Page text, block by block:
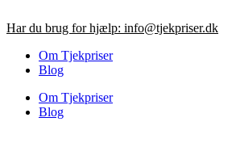
til
Har du brug for hjælp: info@tjekpriser.dk
Om Tjekpriser
Blog
Om Tjekpriser
Blog